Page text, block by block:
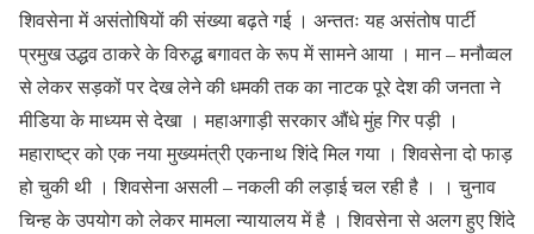
शिवसेना में असंतोषियों की संख्या बढ़ते गई । अन्ततः यह असंतोष पार्टी
प्रमुख उद्धव ठाकरे के विरुद्ध बगावत के रूप में सामने आया । मान – मनौव्वल
से लेकर सड़कों पर देख लेने की धमकी तक का नाटक पूरे देश की जनता ने
मीडिया के माध्यम से देखा । महाअगाड़ी सरकार औंधे मुंह गिर पड़ी ।
महाराष्ट्र को एक नया मुख्यमंत्री एकनाथ शिंदे मिल गया । शिवसेना दो फाड़
हो चुकी थी । शिवसेना असली – नकली की लड़ाई चल रही है । । चुनाव
चिन्ह के उपयोग को लेकर मामला न्यायालय में है । शिवसेना से अलग हुए शिंदे